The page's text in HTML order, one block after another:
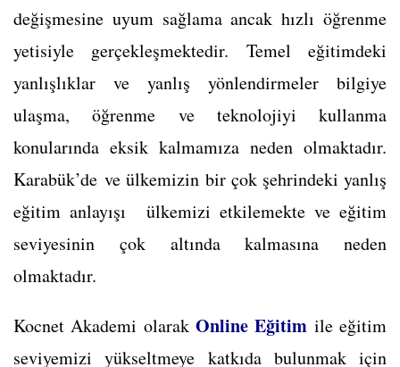
değişmesine uyum sağlama ancak hızlı öğrenme
yetisiyle gerçekleşmektedir. Temel eğitimdeki
yanlışlıklar ve yanlış yönlendirmeler bilgiye
ulaşma, öğrenme ve teknolojiyi kullanma
konularında eksik kalmamıza neden olmaktadır.
Karabük’de ve ülkemizin bir çok şehrindeki yanlış
eğitim anlayışı ülkemizi etkilemekte ve eğitim
seviyesinin çok altında kalmasına neden
olmaktadır.
Kocnet Akademi olarak Online Eğitim ile eğitim
seviyemizi yükseltmeye katkıda bulunmak için